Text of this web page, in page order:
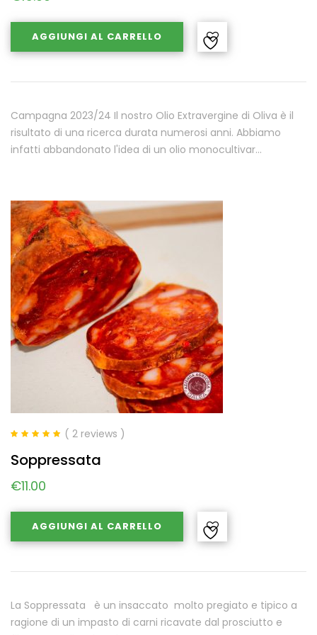
AGGIUNGI AL CARRELLO
Campagna 2023/24 Il nostro Olio Extravergine di Oliva è il
risultato di una ricerca durata numerosi anni. Abbiamo
infatti abbandonato l'idea di un olio monocultivar…
su 5
( 2 reviews )
Soppressata
€11.00
AGGIUNGI AL CARRELLO
La Soppressata è un insaccato molto pregiato e tipico a
ragione di un impasto di carni ricavate dal prosciutto e